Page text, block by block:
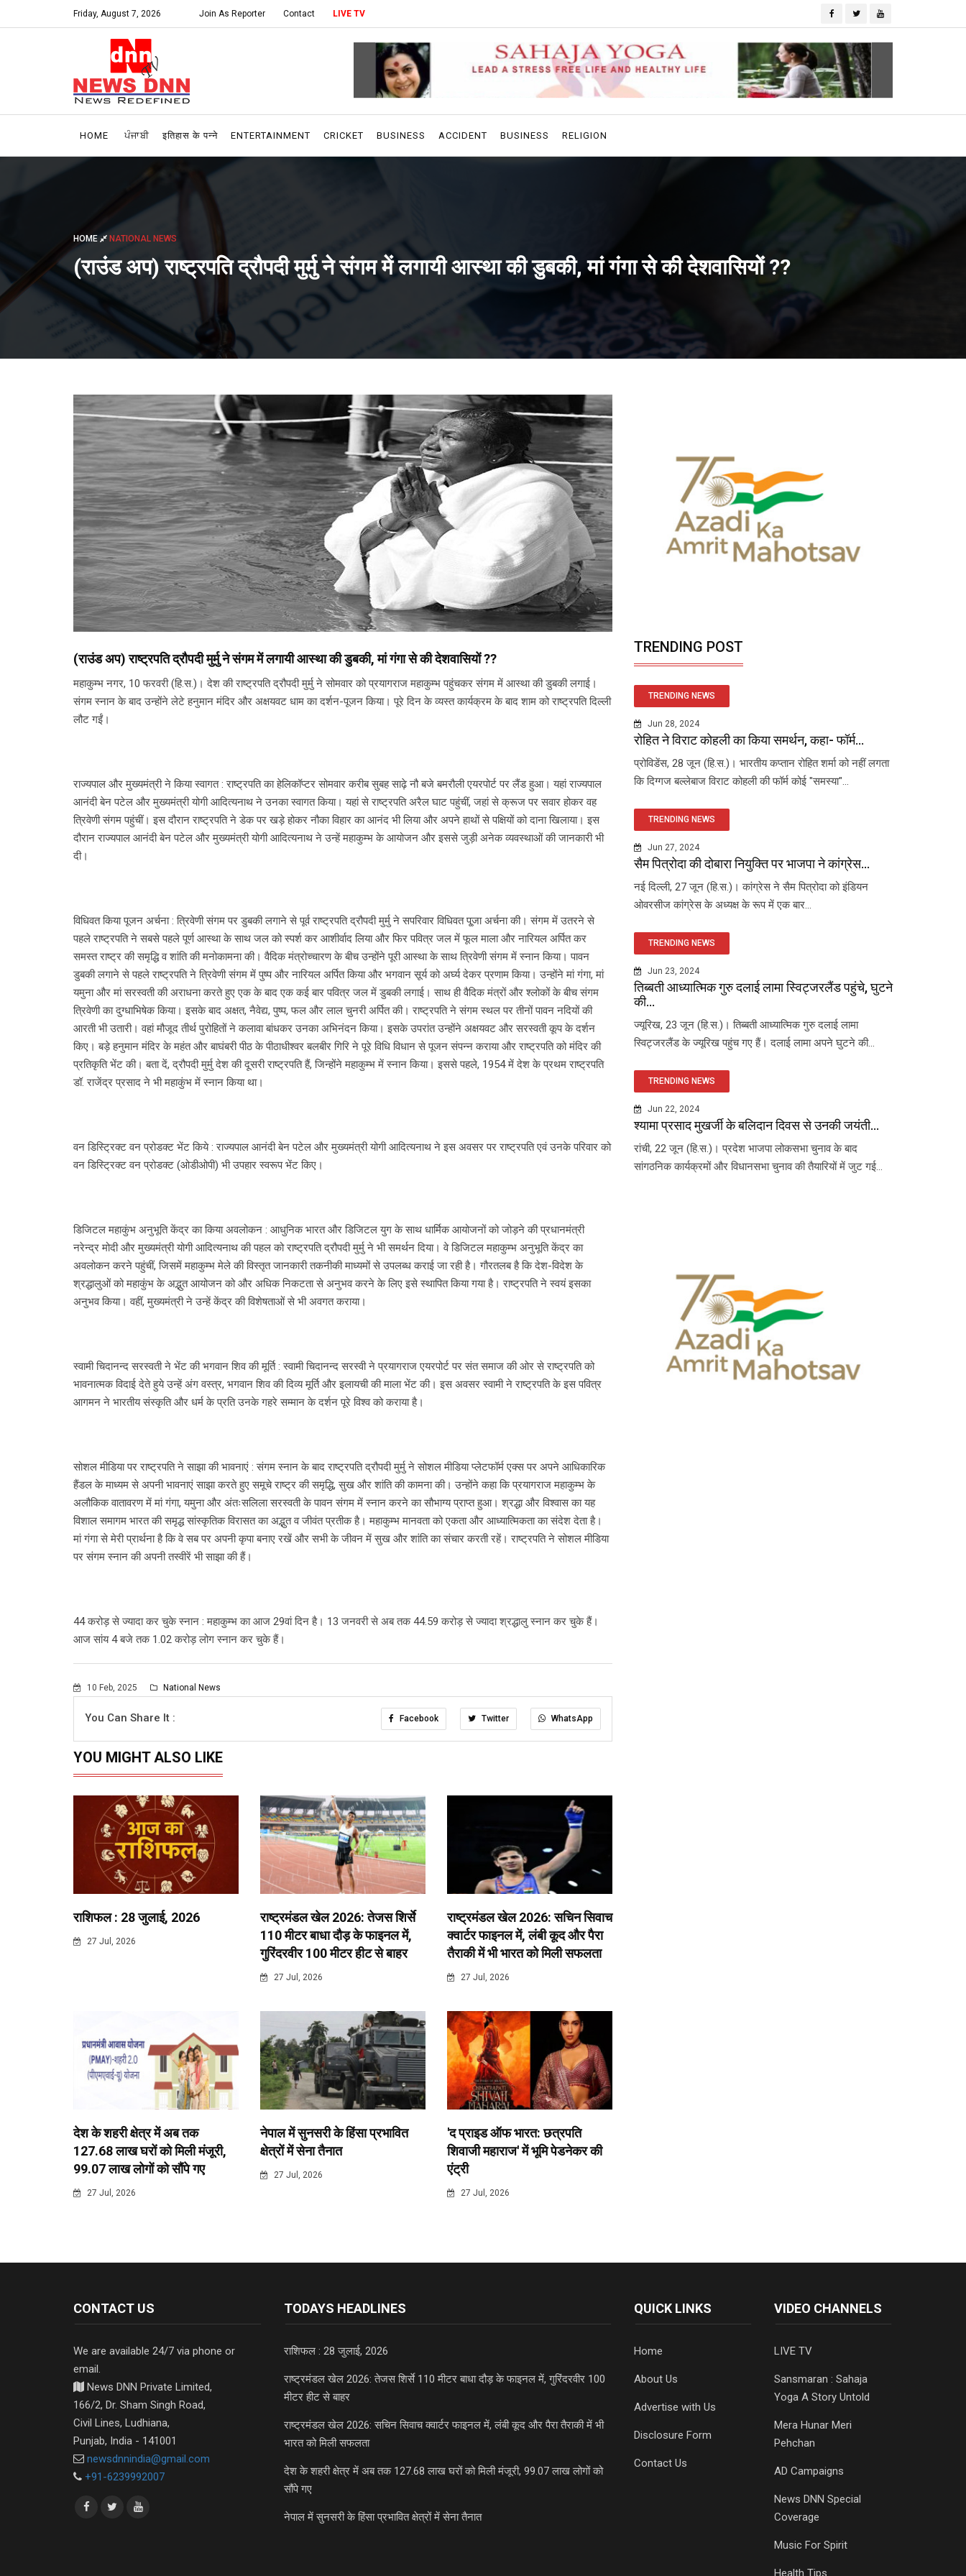
Friday, August 7, 2026 Join As Reporter Contact LIVE TV
HOME ਪੰਜਾਬੀ इतिहास के पन्ने ENTERTAINMENT CRICKET BUSINESS ACCIDENT BUSINESS RELIGION
HOME NATIONAL NEWS
(राउंड अप) राष्ट्रपति द्रौपदी मुर्मु ने संगम में लगायी आस्था की डुबकी, मां गंगा से की देशवासियों ??
(राउंड अप) राष्ट्रपति द्रौपदी मुर्मु ने संगम में लगायी आस्था की डुबकी, मां गंगा से की देशवासियों ??
महाकुम्भ नगर, 10 फरवरी (हि.स.)। देश की राष्ट्रपति द्रौपदी मुर्मु ने सोमवार को प्रयागराज महाकुम्भ पहुंचकर संगम में आस्था की डुबकी लगाई।
संगम स्नान के बाद उन्होंने लेटे हनुमान मंदिर और अक्षयवट धाम का दर्शन-पूजन किया। पूरे दिन के व्यस्त कार्यक्रम के बाद शाम को राष्ट्रपति दिल्ली
लौट गईं।
राज्यपाल और मुख्यमंत्री ने किया स्वागत : राष्ट्रपति का हेलिकॉप्टर सोमवार करीब सुबह साढ़े नौ बजे बमरौली एयरपोर्ट पर लैंड हुआ। यहां राज्यपाल
आनंदी बेन पटेल और मुख्यमंत्री योगी आदित्यनाथ ने उनका स्वागत किया। यहां से राष्ट्रपति अरैल घाट पहुंचीं, जहां से क्रूज पर सवार होकर वह
त्रिवेणी संगम पहुंचीं। इस दौरान राष्ट्रपति ने डेक पर खड़े होकर नौका विहार का आनंद भी लिया और अपने हाथों से पक्षियों को दाना खिलाया। इस
दौरान राज्यपाल आनंदी बेन पटेल और मुख्यमंत्री योगी आदित्यनाथ ने उन्हें महाकुम्भ के आयोजन और इससे जुड़ी अनेक व्यवस्थाओं की जानकारी भी
दी।
विधिवत किया पूजन अर्चना : त्रिवेणी संगम पर डुबकी लगाने से पूर्व राष्ट्रपति द्रौपदी मुर्मु ने सपरिवार विधिवत पू्जा अर्चना की। संगम में उतरने से
पहले राष्ट्रपति ने सबसे पहले पूर्ण आस्था के साथ जल को स्पर्श कर आशीर्वाद लिया और फिर पवित्र जल में फूल माला और नारियल अर्पित कर
समस्त राष्ट्र की समृद्धि व शांति की मनोकामना की। वैदिक मंत्रोच्चारण के बीच उन्होंने पूरी आस्था के साथ त्रिवेणी संगम में स्नान किया। पावन
डुबकी लगाने से पहले राष्ट्रपति ने त्रिवेणी संगम में पुष्प और नारियल अर्पित किया और भगवान सूर्य को अर्घ्य देकर प्रणाम किया। उन्होंने मां गंगा, मां
यमुना और मां सरस्वती की अराधना करते हुए एक के बाद एक कई बार पवित्र जल में डुबकी लगाई। साथ ही वैदिक मंत्रों और श्लोकों के बीच संगम
त्रिवेणी का दुग्धाभिषेक किया। इसके बाद अक्षत, नैवेद्य, पुष्प, फल और लाल चुनरी अर्पित की। राष्ट्रपति ने संगम स्थल पर तीनों पावन नदियों की
आरती भी उतारी। वहां मौजूद तीर्थ पुरोहितों ने कलावा बांधकर उनका अभिनंदन किया। इसके उपरांत उन्होंने अक्षयवट और सरस्वती कूप के दर्शन
किए। बड़े हनुमान मंदिर के महंत और बाघंबरी पीठ के पीठाधीश्वर बलबीर गिरि ने पूरे विधि विधान से पूजन संपन्न कराया और राष्ट्रपति को मंदिर की
प्रतिकृति भेंट की। बता दें, द्रौपदी मुर्मु देश की दूसरी राष्ट्रपति हैं, जिन्होंने महाकुम्भ में स्नान किया। इससे पहले, 1954 में देश के प्रथम राष्ट्रपति
डॉ. राजेंद्र प्रसाद ने भी महाकुंभ में स्नान किया था।
वन डिस्ट्रिक्ट वन प्रोडक्ट भेंट किये : राज्यपाल आनंदी बेन पटेल और मुख्यमंत्री योगी आदित्यनाथ ने इस अवसर पर राष्ट्रपति एवं उनके परिवार को
वन डिस्ट्रिक्ट वन प्रोडक्ट (ओडीओपी) भी उपहार स्वरूप भेंट किए।
डिजिटल महाकुंभ अनुभूति केंद्र का किया अवलोकन : आधुनिक भारत और डिजिटल युग के साथ धार्मिक आयोजनों को जोड़ने की प्रधानमंत्री
नरेन्द्र मोदी और मुख्यमंत्री योगी आदित्यनाथ की पहल को राष्ट्रपति द्रौपदी मुर्मु ने भी समर्थन दिया। वे डिजिटल महाकुम्भ अनुभूति केंद्र का
अवलोकन करने पहुंचीं, जिसमें महाकुम्भ मेले की विस्तृत जानकारी तकनीकी माध्यमों से उपलब्ध कराई जा रही है। गौरतलब है कि देश-विदेश के
श्रद्धालुओं को महाकुंभ के अद्भुत आयोजन को और अधिक निकटता से अनुभव करने के लिए इसे स्थापित किया गया है। राष्ट्रपति ने स्वयं इसका
अनुभव किया। वहीं, मुख्यमंत्री ने उन्हें केंद्र की विशेषताओं से भी अवगत कराया।
स्वामी चिदानन्द सरस्वती ने भेंट की भगवान शिव की मूर्ति : स्वामी चिदानन्द सरस्वी ने प्रयागराज एयरपोर्ट पर संत समाज की ओर से राष्ट्रपति को
भावनात्मक विदाई देते हुये उन्हें अंग वस्त्र, भगवान शिव की दिव्य मूर्ति और इलायची की माला भेंट की। इस अवसर स्वामी ने राष्ट्रपति के इस पवित्र
आगमन ने भारतीय संस्कृति और धर्म के प्रति उनके गहरे सम्मान के दर्शन पूरे विश्व को कराया है।
सोशल मीडिया पर राष्ट्रपति ने साझा की भावनाएं : संगम स्नान के बाद राष्ट्रपति द्रौपदी मुर्मु ने सोशल मीडिया प्लेटफॉर्म एक्स पर अपने आधिकारिक
हैंडल के माध्यम से अपनी भावनाएं साझा करते हुए समूचे राष्ट्र की समृद्धि, सुख और शांति की कामना की। उन्होंने कहा कि प्रयागराज महाकुम्भ के
अलौकिक वातावरण में मां गंगा, यमुना और अंतःसलिला सरस्वती के पावन संगम में स्नान करने का सौभाग्य प्राप्त हुआ। श्रद्धा और विश्वास का यह
विशाल समागम भारत की समृद्ध सांस्कृतिक विरासत का अद्भुत व जीवंत प्रतीक है। महाकुम्भ मानवता को एकता और आध्यात्मिकता का संदेश देता है।
मां गंगा से मेरी प्रार्थना है कि वे सब पर अपनी कृपा बनाए रखें और सभी के जीवन में सुख और शांति का संचार करती रहें। राष्ट्रपति ने सोशल मीडिया
पर संगम स्नान की अपनी तस्वीरें भी साझा की हैं।
44 करोड़ से ज्यादा कर चुके स्नान : महाकुम्भ का आज 29वां दिन है। 13 जनवरी से अब तक 44.59 करोड़ से ज्यादा श्रद्धालु स्नान कर चुके हैं।
आज सांय 4 बजे तक 1.02 करोड़ लोग स्नान कर चुके हैं।
10 Feb, 2025 National News
You Can Share It : Facebook Twitter WhatsApp
YOU MIGHT ALSO LIKE
राशिफल : 28 जुलाई, 2026
27 Jul, 2026
राष्ट्रमंडल खेल 2026: तेजस शिर्से
110 मीटर बाधा दौड़ के फाइनल में,
गुरिंदरवीर 100 मीटर हीट से बाहर
27 Jul, 2026
राष्ट्रमंडल खेल 2026: सचिन सिवाच
क्वार्टर फाइनल में, लंबी कूद और पैरा
तैराकी में भी भारत को मिली सफलता
27 Jul, 2026
देश के शहरी क्षेत्र में अब तक
127.68 लाख घरों को मिली मंजूरी,
99.07 लाख लोगों को सौंपे गए
27 Jul, 2026
नेपाल में सुनसरी के हिंसा प्रभावित
क्षेत्रों में सेना तैनात
27 Jul, 2026
'द प्राइड ऑफ भारत: छत्रपति
शिवाजी महाराज' में भूमि पेडनेकर की
एंट्री
27 Jul, 2026
TRENDING POST
TRENDING NEWS
Jun 28, 2024
रोहित ने विराट कोहली का किया समर्थन, कहा- फॉर्म...
प्रोविडेंस, 28 जून (हि.स.)। भारतीय कप्तान रोहित शर्मा को नहीं लगता
कि दिग्गज बल्लेबाज विराट कोहली की फॉर्म कोई "समस्या"...
TRENDING NEWS
Jun 27, 2024
सैम पित्रोदा की दोबारा नियुक्ति पर भाजपा ने कांग्रेस...
नई दिल्ली, 27 जून (हि.स.)। कांग्रेस ने सैम पित्रोदा को इंडियन
ओवरसीज कांग्रेस के अध्यक्ष के रूप में एक बार...
TRENDING NEWS
Jun 23, 2024
तिब्बती आध्यात्मिक गुरु दलाई लामा स्विट्जरलैंड पहुंचे, घुटने
की...
ज्यूरिख, 23 जून (हि.स.)। तिब्बती आध्यात्मिक गुरु दलाई लामा
स्विट्जरलैंड के ज्यूरिख पहुंच गए हैं। दलाई लामा अपने घुटने की...
TRENDING NEWS
Jun 22, 2024
श्यामा प्रसाद मुखर्जी के बलिदान दिवस से उनकी जयंती...
रांची, 22 जून (हि.स.)। प्रदेश भाजपा लोकसभा चुनाव के बाद
सांगठनिक कार्यक्रमों और विधानसभा चुनाव की तैयारियों में जुट गई...
CONTACT US
We are available 24/7 via phone or
email.
News DNN Private Limited,
166/2, Dr. Sham Singh Road,
Civil Lines, Ludhiana,
Punjab, India - 141001
newsdnnindia@gmail.com
+91-6239992007
TODAYS HEADLINES
राशिफल : 28 जुलाई, 2026
राष्ट्रमंडल खेल 2026: तेजस शिर्से 110 मीटर बाधा दौड़ के फाइनल में, गुरिंदरवीर 100
मीटर हीट से बाहर
राष्ट्रमंडल खेल 2026: सचिन सिवाच क्वार्टर फाइनल में, लंबी कूद और पैरा तैराकी में भी
भारत को मिली सफलता
देश के शहरी क्षेत्र में अब तक 127.68 लाख घरों को मिली मंजूरी, 99.07 लाख लोगों को
सौंपे गए
नेपाल में सुनसरी के हिंसा प्रभावित क्षेत्रों में सेना तैनात
QUICK LINKS
Home
About Us
Advertise with Us
Disclosure Form
Contact Us
VIDEO CHANNELS
LIVE TV
Sansmaran : Sahaja
Yoga A Story Untold
Mera Hunar Meri
Pehchan
AD Campaigns
News DNN Special
Coverage
Music For Spirit
Health Tips